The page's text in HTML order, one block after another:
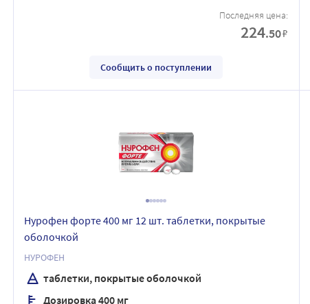
Последняя цена:
224.50₽
Сообщить о поступлении
Нурофен форте 400 мг 12 шт. таблетки, покрытые
оболочкой
НУРОФЕН
таблетки, покрытые оболочкой
Дозировка 400 мг